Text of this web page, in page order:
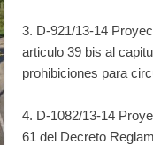
3. D-921/13-14
articulo 39 bis al
prohibiciones para
4. D-1082/13-14
61 del Decreto